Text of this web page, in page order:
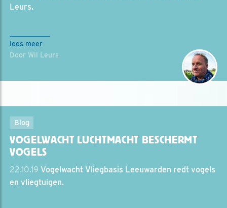
Leurs.
lees meer
Door Wil Leurs
Blog
VOGELWACHT LUCHTMACHT BESCHERMT
VOGELS
22.10.19 Vogelwacht Vliegbasis Leeuwarden redt vogels
en vliegtuigen.